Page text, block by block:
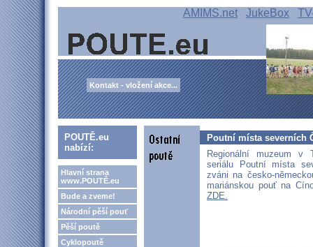
AMIMS.net JukeBox
Kontakt - vložení akce...
POUTĚ.eu
nabízí:
Hlavní strana
www.POUTĚ.eu
Bude a zveme!
Národní pěší pouť
Pěší poutě
Cyklopoutě
Poutní místa severních
Regionální muzeum v
seriálu Poutní místa
zváni na česko-
mariánskou pouť na
ZDE.